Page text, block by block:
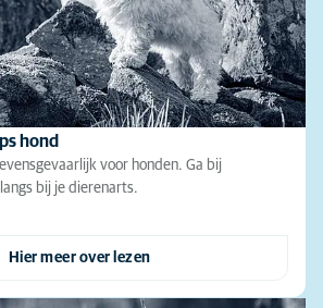
hond
voor honden. Ga bij
bij je dierenarts.
Hier meer over lezen